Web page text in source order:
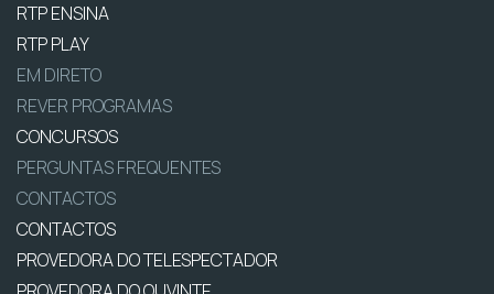
RTP ENSINA
RTP PLAY
EM DIRETO
REVER PROGRAMAS
CONCURSOS
PERGUNTAS FREQUENTES
CONTACTOS
CONTACTOS
PROVEDORA DO TELESPECTADOR